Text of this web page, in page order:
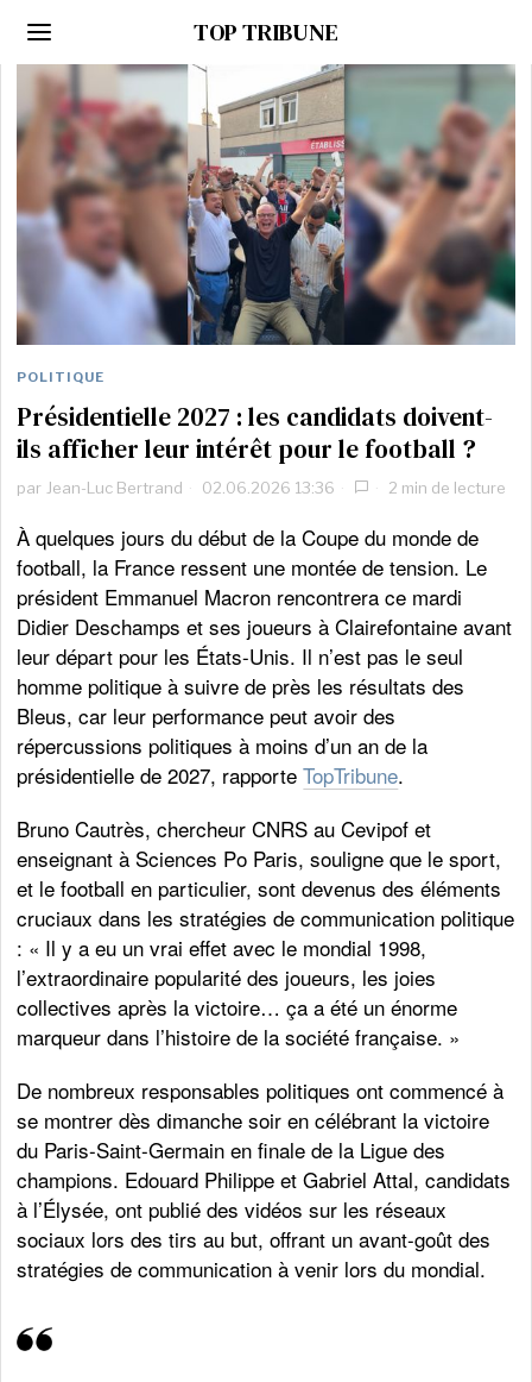
TOP TRIBUNE
POLITIQUE
Présidentielle 2027 : les candidats doivent-
ils afficher leur intérêt pour le football ?
par Jean-Luc Bertrand 02.06.2026 13:36 2 min de lecture
À quelques jours du début de la Coupe du monde de
football, la France ressent une montée de tension. Le
président Emmanuel Macron rencontrera ce mardi
Didier Deschamps et ses joueurs à Clairefontaine avant
leur départ pour les États-Unis. Il n’est pas le seul
homme politique à suivre de près les résultats des
Bleus, car leur performance peut avoir des
répercussions politiques à moins d’un an de la
présidentielle de 2027, rapporteTopTribune.
Bruno Cautrès, chercheur CNRS au Cevipof et
enseignant à Sciences Po Paris, souligne que le sport,
et le football en particulier, sont devenus des éléments
cruciaux dans les stratégies de communication politique
: « Il y a eu un vrai effet avec le mondial 1998,
l’extraordinaire popularité des joueurs, les joies
collectives après la victoire… ça a été un énorme
marqueur dans l’histoire de la société française. »
De nombreux responsables politiques ont commencé à
se montrer dès dimanche soir en célébrant la victoire
du Paris-Saint-Germain en finale de la Ligue des
champions. Edouard Philippe et Gabriel Attal, candidats
à l’Élysée, ont publié des vidéos sur les réseaux
sociaux lors des tirs au but, offrant un avant-goût des
stratégies de communication à venir lors du mondial.